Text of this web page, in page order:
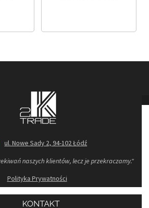
ul. Nowe Sady 2, 94-102 Łódź
naszych klientów, lecz je przekraczamy."
Polityka Prywatności
KONTAKT